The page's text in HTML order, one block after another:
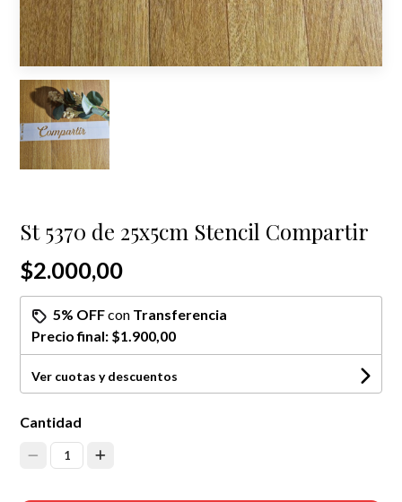
St 5370 de 25x5cm Stencil Compartir
$2.000,00
5% OFFcon Transferencia
Precio final: $1.900,00
Ver cuotas y descuentos
Cantidad
1